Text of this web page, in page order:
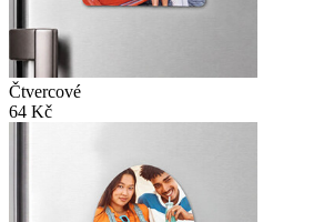
Čtvercové
64 Kč